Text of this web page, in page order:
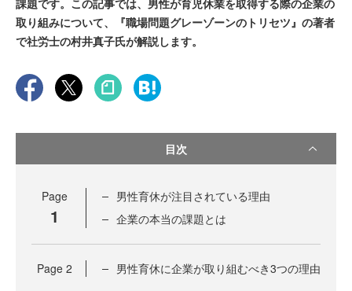
課題です。この記事では、男性が育児休業を取得する際の企業の
取り組みについて、『職場問題グレーゾーンのトリセツ』の著者
で社労士の村井真子氏が解説します。
目次
Page
1
男性育休が注目されている理由
企業の本当の課題とは
Page 2 男性育休に企業が取り組むべき3つの理由